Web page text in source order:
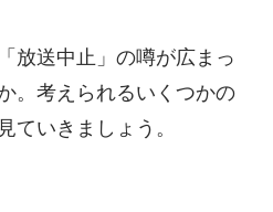
放送中止」の噂が広まっ
。考えられるいくつかの
ていきましょう。